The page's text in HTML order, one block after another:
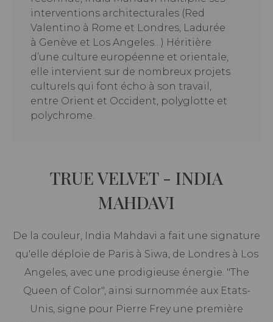
interventions architecturales (Red
Valentino à Rome et Londres, Ladurée
à Genève et Los Angeles…) Héritière
d’une culture européenne et orientale,
elle intervient sur de nombreux projets
culturels qui font écho à son travail,
entre Orient et Occident, polyglotte et
polychrome.
TRUE VELVET - INDIA
MAHDAVI
De la couleur, India Mahdavi a fait une signature
qu'elle déploie de Paris à Siwa, de Londres à Los
Angeles, avec une prodigieuse énergie. "The
Queen of Color", ainsi surnommée aux Etats-
Unis, signe pour Pierre Frey une première